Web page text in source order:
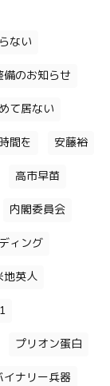
ない
備のお知らせ
て居ない
間を 安藤裕
高市早苗
内閣委員会
ィング
地英人
プリオン蛋白
イナリー兵器